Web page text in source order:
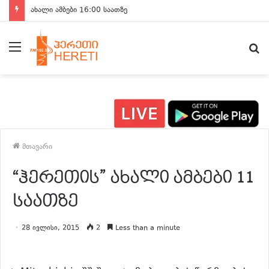
ახალი ამბები 16:00 საათზე
მენიუ
მთავარი
“ჰერეთის” ახალი ამბები 11
საათზე
28 ივლისი, 2015 2 Less than a minute